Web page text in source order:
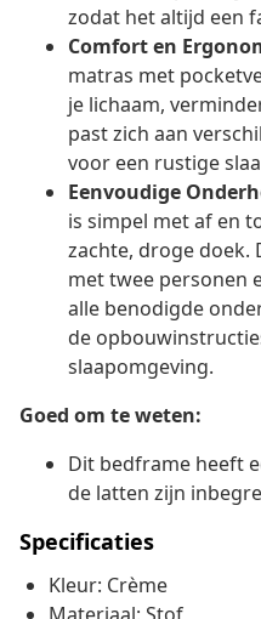
zodat het altijd een
Comfort en
matras met
je lichaam,
past zich aan
voor een rustige
Eenvoudige
is simpel met af en
zachte, droge doek.
met twee personen
alle benodigde
de
slaapomgeving.
Goed om te weten:
Dit bedframe heeft
de latten zijn
Specificaties
Kleur: Crème